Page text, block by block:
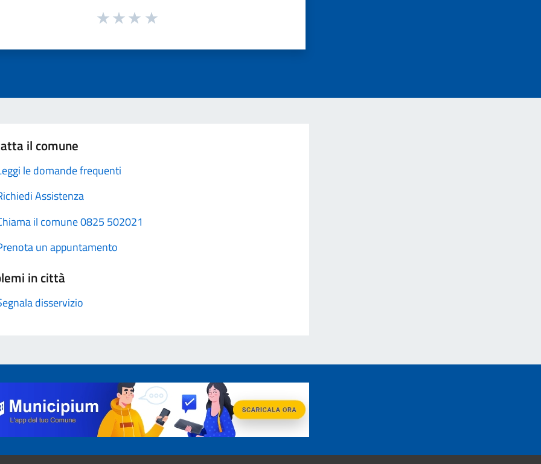
il comune
le domande frequenti
Assistenza
il comune 0825 502021
un appuntamento
in città
disservizio